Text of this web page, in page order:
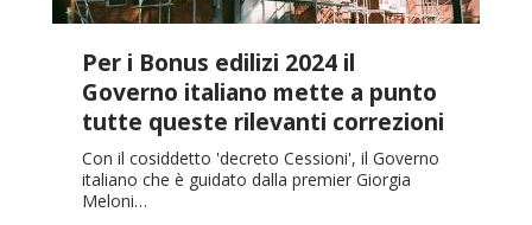
Per i Bonus edilizi 2024 il
Governo italiano mette a punto
tutte queste rilevanti correzioni
Con il cosiddetto 'decreto Cessioni', il Governo
italiano che è guidato dalla premier Giorgia
Meloni…